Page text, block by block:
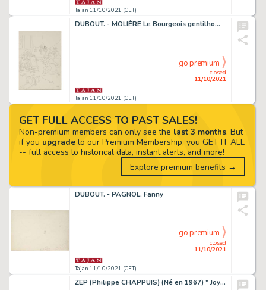
Tajan 11/10/2021 (CET)
DUBOUT. - MOLIÈRE Le Bourgeois gentilhomme
Tajan 11/10/2021 (CET)
closed
11/10/2021
go premium
DUBOUT. - PAGNOL. Fanny
Tajan 11/10/2021 (CET)
closed
11/10/2021
go premium
ZEP (Philippe CHAPPUIS) (Né en 1967) " Joyeux Noël Monique - Titeuf ". Dessin inédit. Finement exécuté pour une personne proche...
GET FULL ACCESS TO PAST SALES!
Non-premium members can only see the last 3 months. But
if you upgradeto our Premium Membership, you GET IT ALL
-- full access to historical data, instant alerts, and more!
Explore premium benefits →